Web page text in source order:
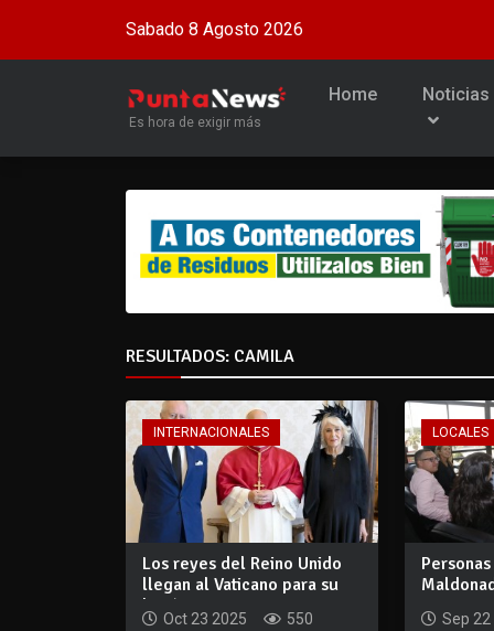
Sabado 8 Agosto 2026
Es hora de exigir más
Home Noticias
RESULTADOS: CAMILA
INTERNACIONALES
Los reyes del Reino Unido
llegan al Vaticano para su
históri...
Oct 23 2025
550
LOCALES
construir
Sep 22